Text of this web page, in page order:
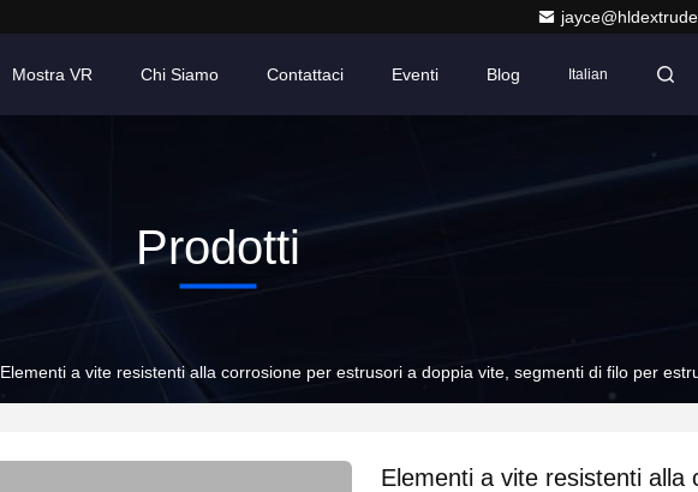
Mostra VR Chi Siamo Contattaci Eventi Blog Italian
Prodotti
Elementi a vite resistenti alla corrosione per estrusori a doppia vite, segmenti di filo per
Elementi a vite resistenti alla